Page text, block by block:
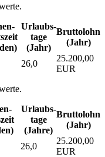
Urlaubs­
tage
(Jahr)
Bruttolohn
(Jahr)
26,0
25.200,00
EUR
Urlaubs­
tage
(Jahre)
Bruttolohn
(Jahr)
26,0
25.200,00
EUR